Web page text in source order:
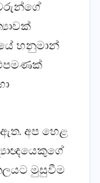
හනුමාන්
අප හෙළ
මුසුවීම